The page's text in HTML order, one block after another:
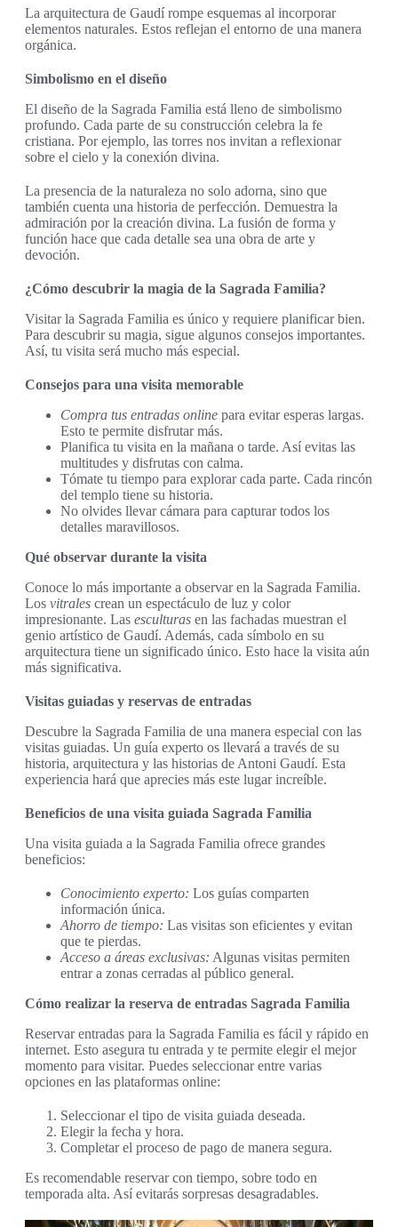
La arquitectura de Gaudí rompe esquemas al incorporar
elementos naturales. Estos reflejan el entorno de una manera
orgánica.
Simbolismo en el diseño
El diseño de la Sagrada Familia está lleno de simbolismo
profundo. Cada parte de su construcción celebra la fe
cristiana. Por ejemplo, las torres nos invitan a reflexionar
sobre el cielo y la conexión divina.
La presencia de la naturaleza no solo adorna, sino que
también cuenta una historia de perfección. Demuestra la
admiración por la creación divina. La fusión de forma y
función hace que cada detalle sea una obra de arte y
devoción.
¿Cómo descubrir la magia de la Sagrada Familia?
Visitar la Sagrada Familia es único y requiere planificar bien.
Para descubrir su magia, sigue algunos consejos importantes.
Así, tu visita será mucho más especial.
Consejos para una visita memorable
Compra tus entradas online para evitar esperas largas.
Esto te permite disfrutar más.
Planifica tu visita en la mañana o tarde. Así evitas las
multitudes y disfrutas con calma.
Tómate tu tiempo para explorar cada parte. Cada rincón
del templo tiene su historia.
No olvides llevar cámara para capturar todos los
detalles maravillosos.
Qué observar durante la visita
Conoce lo más importante a observar en la Sagrada Familia.
Los vitrales crean un espectáculo de luz y color
impresionante. Las esculturas en las fachadas muestran el
genio artístico de Gaudí. Además, cada símbolo en su
arquitectura tiene un significado único. Esto hace la visita aún
más significativa.
Visitas guiadas y reservas de entradas
Descubre la Sagrada Familia de una manera especial con las
visitas guiadas. Un guía experto os llevará a través de su
historia, arquitectura y las historias de Antoni Gaudí. Esta
experiencia hará que aprecies más este lugar increíble.
Beneficios de una visita guiada Sagrada Familia
Una visita guiada a la Sagrada Familia ofrece grandes
beneficios:
Conocimiento experto: Los guías comparten
información única.
Ahorro de tiempo: Las visitas son eficientes y evitan
que te pierdas.
Acceso a áreas exclusivas: Algunas visitas permiten
entrar a zonas cerradas al público general.
Cómo realizar la reserva de entradas Sagrada Familia
Reservar entradas para la Sagrada Familia es fácil y rápido en
internet. Esto asegura tu entrada y te permite elegir el mejor
momento para visitar. Puedes seleccionar entre varias
opciones en las plataformas online:
Seleccionar el tipo de visita guiada deseada.
Elegir la fecha y hora.
Completar el proceso de pago de manera segura.
Es recomendable reservar con tiempo, sobre todo en
temporada alta. Así evitarás sorpresas desagradables.